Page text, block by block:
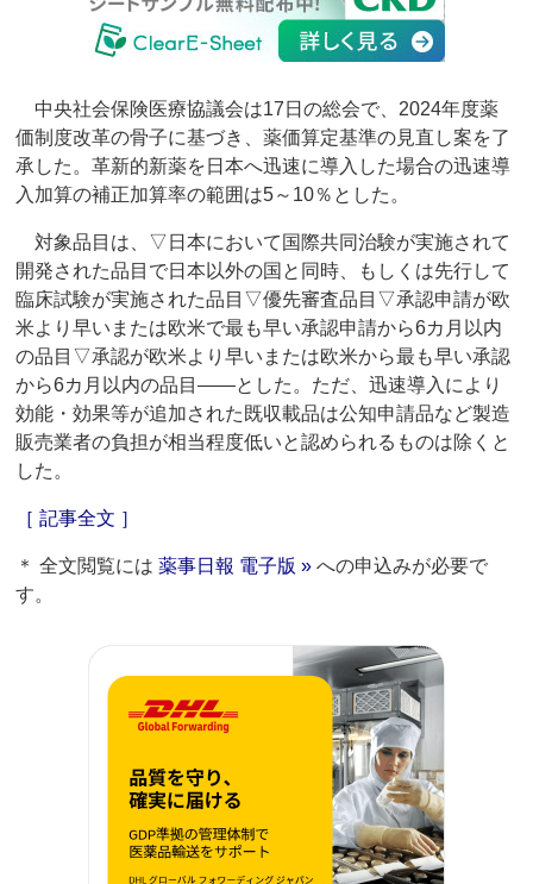
中央社会保険医療協議会は17日の総会で、2024年度薬
価制度改革の骨子に基づき、薬価算定基準の見直し案を了
承した。革新的新薬を日本へ迅速に導入した場合の迅速導
入加算の補正加算率の範囲は5～10％とした。
対象品目は、▽日本において国際共同治験が実施されて
開発された品目で日本以外の国と同時、もしくは先行して
臨床試験が実施された品目▽優先審査品目▽承認申請が欧
米より早いまたは欧米で最も早い承認申請から6カ月以内
の品目▽承認が欧米より早いまたは欧米から最も早い承認
から6カ月以内の品目――とした。ただ、迅速導入により
効能・効果等が追加された既収載品は公知申請品など製造
販売業者の負担が相当程度低いと認められるものは除くと
した。
［ 記事全文 ］
＊ 全文閲覧には薬事日報 電子版 » への申込みが必要で
す。